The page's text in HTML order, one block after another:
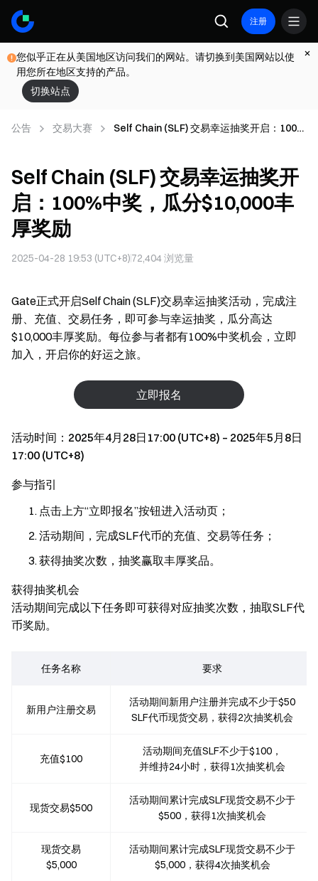
注册
您似乎正在从美国地区访问我们的网站。请切换到美国网站以使
用您所在地区支持的产品。
切换站点
公告 交易大赛
Self Chain (SLF) 交易幸运抽奖开启：100%
Self Chain (SLF) 交易幸运抽奖开
启：100%中奖，瓜分$10,000丰
厚奖励
2025-04-28 19:53 (UTC+8)72,404浏览量
Gate正式开启Self Chain (SLF)交易幸运抽奖活动，完成注
册、充值、交易任务，即可参与幸运抽奖，瓜分高达
$10,000丰厚奖励。每位参与者都有100%中奖机会，立即
加入，开启你的好运之旅。
立即报名
活动时间：2025年4月28日17:00 (UTC+8) – 2025年5月8日
17:00 (UTC+8)
参与指引
点击上方“立即报名”按钮进入活动页；
活动期间，完成SLF代币的充值、交易等任务；
获得抽奖次数，抽奖赢取丰厚奖品。
获得抽奖机会
活动期间完成以下任务即可获得对应抽奖次数，抽取SLF代
币奖励。
任务名称 要求
新用户注册交易
活动期间新用户注册并完成不少于$50
SLF代币现货交易，获得2次抽奖机会
充值$100
活动期间充值SLF不少于$100，
并维持24小时，获得1次抽奖机会
现货交易$500
活动期间累计完成SLF现货交易不少于
$500，获得1次抽奖机会
现货交易
$5,000
活动期间累计完成SLF现货交易不少于
$5,000，获得4次抽奖机会